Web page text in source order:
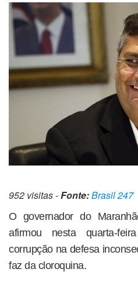
952 visitas -Fonte:Brasil 247
O governador do
afirmou nesta quarta-
corrupção na defesa
faz da cloroquina.